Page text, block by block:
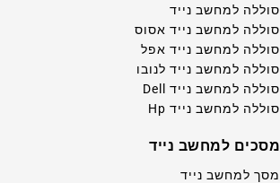
סוללה למחשב נייד
סוללה למחשב נייד אסוס
סוללה למחשב נייד אפל
סוללה למחשב נייד לנובו
סוללה למחשב נייד Dell
סוללה למחשב נייד Hp
מסכים למחשב נייד
מסך למחשב נייד